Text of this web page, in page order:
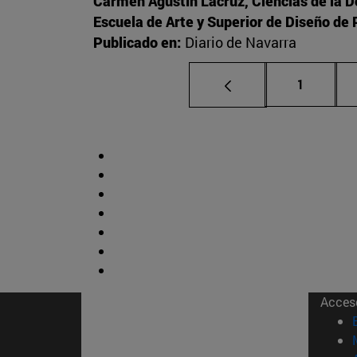
Escuela de Arte y Superior de Diseño de
Publicado en: Diario de Navarra
Página
1